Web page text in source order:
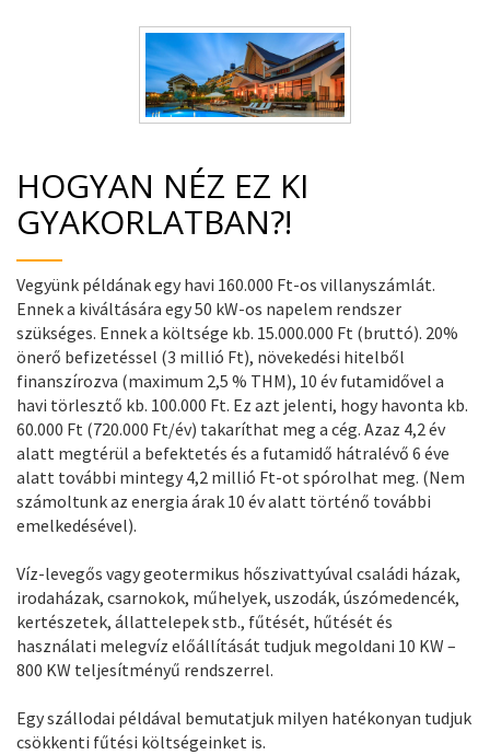
HOGYAN NÉZ EZ KI
GYAKORLATBAN?!
Vegyünk példának egy havi 160.000 Ft-os villanyszámlát.
Ennek a kiváltására egy 50 kW-os napelem rendszer
szükséges. Ennek a költsége kb. 15.000.000 Ft (bruttó). 20%
önerő befizetéssel (3 millió Ft), növekedési hitelből
finanszírozva (maximum 2,5 % THM), 10 év futamidővel a
havi törlesztő kb. 100.000 Ft. Ez azt jelenti, hogy havonta kb.
60.000 Ft (720.000 Ft/év) takaríthat meg a cég. Azaz 4,2 év
alatt megtérül a befektetés és a futamidő hátralévő 6 éve
alatt további mintegy 4,2 millió Ft-ot spórolhat meg. (Nem
számoltunk az energia árak 10 év alatt történő további
emelkedésével).
Víz-levegős vagy geotermikus hőszivattyúval családi házak,
irodaházak, csarnokok, műhelyek, uszodák, úszómedencék,
kertészetek, állattelepek stb., fűtését, hűtését és
használati melegvíz előállítását tudjuk megoldani 10 KW –
800 KW teljesítményű rendszerrel.
Egy szállodai példával bemutatjuk milyen hatékonyan tudjuk
csökkenti fűtési költségeinket is.